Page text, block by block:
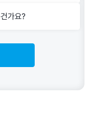
가요?